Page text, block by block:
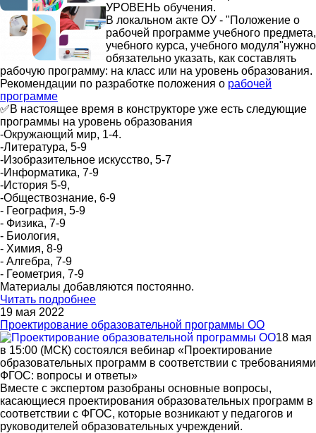
УРОВЕНЬ обучения.
В локальном акте ОУ - "Положение о
рабочей программе учебного предмета,
учебного курса, учебного модуля"нужно
обязательно указать, как составлять
рабочую программу: на класс или на уровень образования.
Рекомендации по разработке положения о рабочей
программе
✅В настоящее время в конструкторе уже есть следующие
программы на уровень образования
-Окружающий мир, 1-4.
-Литература, 5-9
-Изобразительное искусство, 5-7
-Информатика, 7-9
-История 5-9,
-Обществознание, 6-9
- География, 5-9
- Физика, 7-9
- Биология,
- Химия, 8-9
- Алгебра, 7-9
- Геометрия, 7-9
Материалы добавляются постоянно.
Читать подробнее
19 мая 2022
Проектирование образовательной программы ОО
18 мая
в 15:00 (МСК) состоялся вебинар «Проектирование
образовательных программ в соответствии с требованиями
ФГОС: вопросы и ответы»
Вместе с экспертом разобраны основные вопросы,
касающиеся проектирования образовательных программ в
соответствии с ФГОС, которые возникают у педагогов и
руководителей образовательных учреждений.